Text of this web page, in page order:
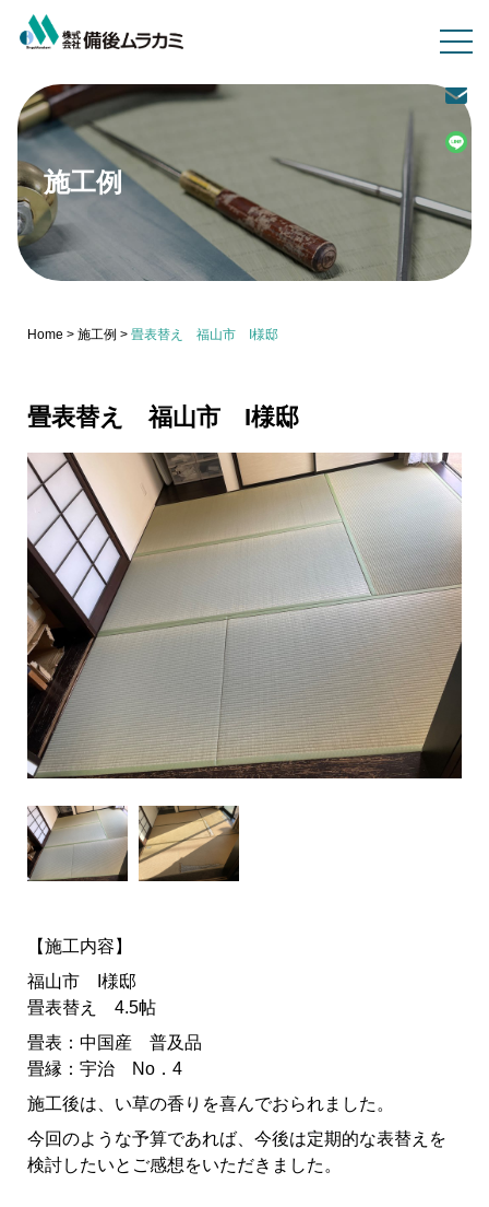
施工例
Home > 施工例 > 畳表替え 福山市 I様邸
畳表替え 福山市 I様邸
【施工内容】
福山市 I様邸
畳表替え 4.5帖
畳表：中国産 普及品
畳縁：宇治 No．4
施工後は、い草の香りを喜んでおられました。
今回のような予算であれば、今後は定期的な表替えを
検討したいとご感想をいただきました。